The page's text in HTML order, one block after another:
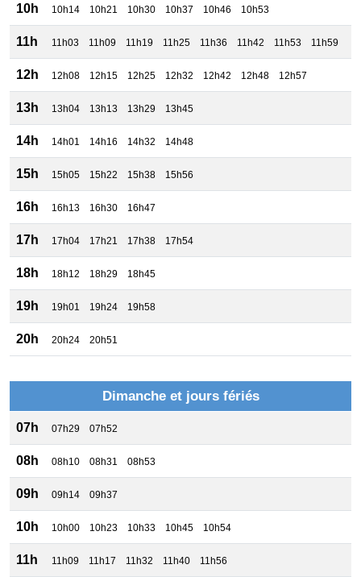
10h 10h14 10h21 10h30 10h37 10h46 10h53
11h 11h03 11h09 11h19 11h25 11h36 11h42 11h53 11h59
12h 12h08 12h15 12h25 12h32 12h42 12h48 12h57
13h 13h04 13h13 13h29 13h45
14h 14h01 14h16 14h32 14h48
15h 15h05 15h22 15h38 15h56
16h 16h13 16h30 16h47
17h 17h04 17h21 17h38 17h54
18h 18h12 18h29 18h45
19h 19h01 19h24 19h58
20h 20h24 20h51
Dimanche et jours fériés
07h 07h29 07h52
08h 08h10 08h31 08h53
09h 09h14 09h37
10h 10h00 10h23 10h33 10h45 10h54
11h 11h09 11h17 11h32 11h40 11h56